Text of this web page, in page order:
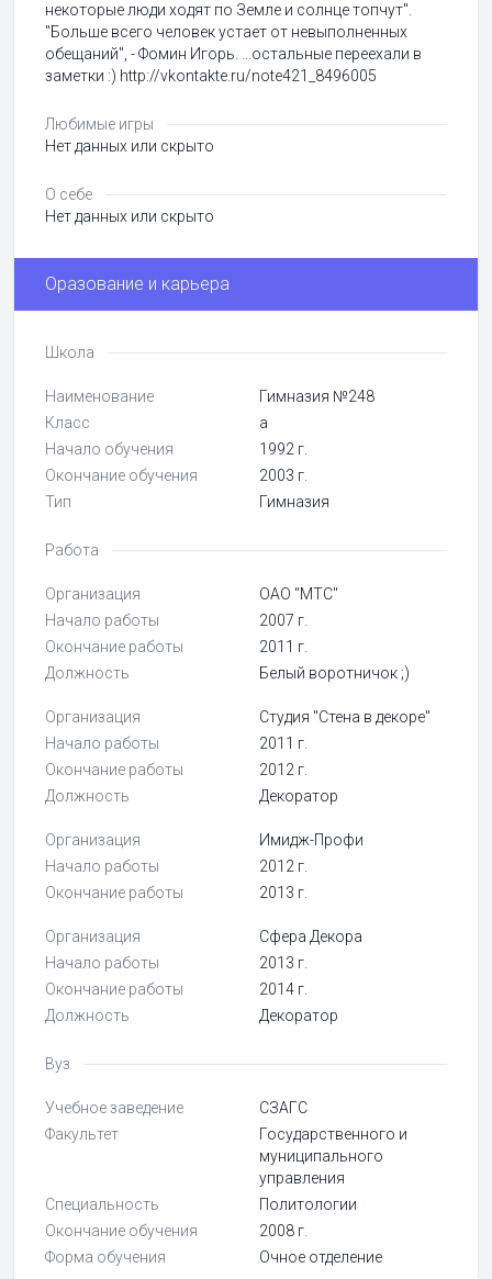
некоторые люди ходят по Земле и солнце топчут".
"Больше всего человек устает от невыполненных
обещаний", - Фомин Игорь. ...остальные переехали в
заметки :) http://vkontakte.ru/note421_8496005
Любимые игры
Нет данных или скрыто
О себе
Нет данных или скрыто
Оразование и карьера
Школа
Наименование
Гимназия №248
Класс
а
Начало обучения
1992 г.
Окончание обучения
2003 г.
Тип
Гимназия
Работа
Организация
ОАО "МТС"
Начало работы
2007 г.
Окончание работы
2011 г.
Должность
Белый воротничок ;)
Организация
Студия "Стена в декоре"
Начало работы
2011 г.
Окончание работы
2012 г.
Должность
Декоратор
Организация
Имидж-Профи
Начало работы
2012 г.
Окончание работы
2013 г.
Организация
Сфера Декора
Начало работы
2013 г.
Окончание работы
2014 г.
Должность
Декоратор
Вуз
Учебное заведение
СЗАГС
Факультет
Государственного и
муниципального
управления
Специальность
Политологии
Окончание обучения
2008 г.
Форма обучения
Очное отделение